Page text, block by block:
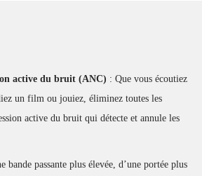
active du bruit (ANC) : Que vous écoutiez
un film ou jouiez, éliminez toutes les
active du bruit qui détecte et annule les
bande passante plus élevée, d’une portée plus